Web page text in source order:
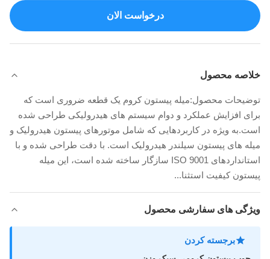
درخواست الان
خلاصه محصول
توضیحات محصول:میله پیستون کروم یک قطعه ضروری است که
برای افزایش عملکرد و دوام سیستم های هیدرولیکی طراحی شده
است.به ویژه در کاربردهایی که شامل موتورهای پیستون هیدرولیک و
میله های پیستون سیلندر هیدرولیک است. با دقت طراحی شده و با
استانداردهای ISO 9001 سازگار ساخته شده است، این میله
پیستون کیفیت استثنا...
ویژگی های سفارشی محصول
برجسته کردن